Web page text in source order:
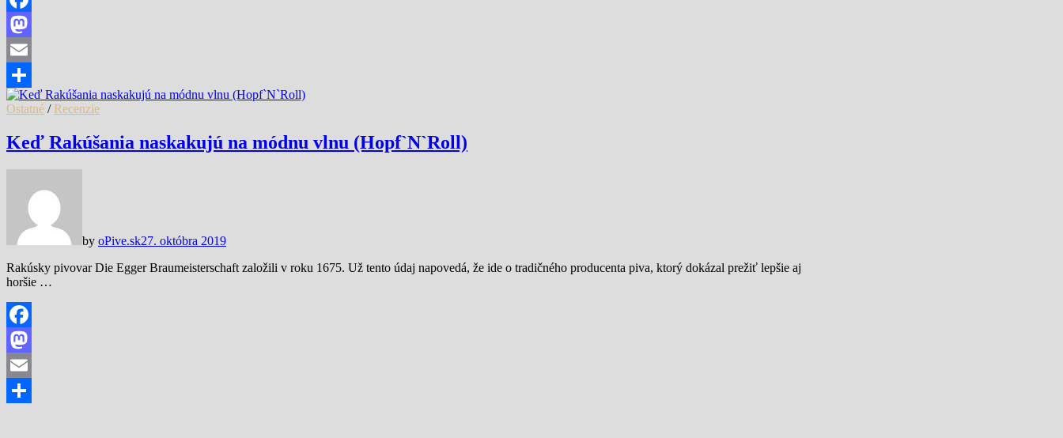
Facebook
Mastodon
Email
Share
Ostatné / Recenzie
Keď Rakúšania naskakujú na módnu vlnu (Hopf`N`Roll)
by oPive.sk27. októbra 2019
Rakúsky pivovar Die Egger Braumeisterschaft založili v roku 1675. Už tento údaj napovedá, že ide o tradičného producenta piva, ktorý dokázal prežiť lepšie aj
horšie …
Facebook
Mastodon
Email